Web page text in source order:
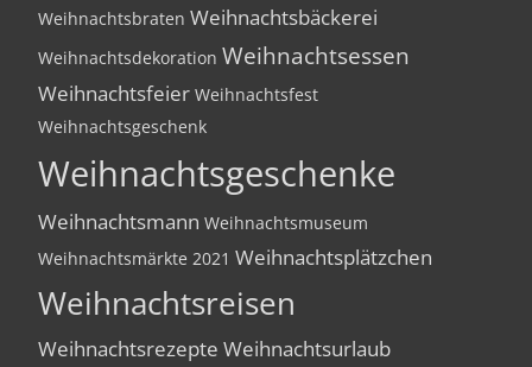
Weihnachtsbraten Weihnachtsbäckerei
Weihnachtsdekoration Weihnachtsessen
Weihnachtsfeier Weihnachtsfest
Weihnachtsgeschenk
Weihnachtsgeschenke
Weihnachtsmann Weihnachtsmuseum
Weihnachtsmärkte 2021 Weihnachtsplätzchen
Weihnachtsreisen
Weihnachtsrezepte Weihnachtsurlaub